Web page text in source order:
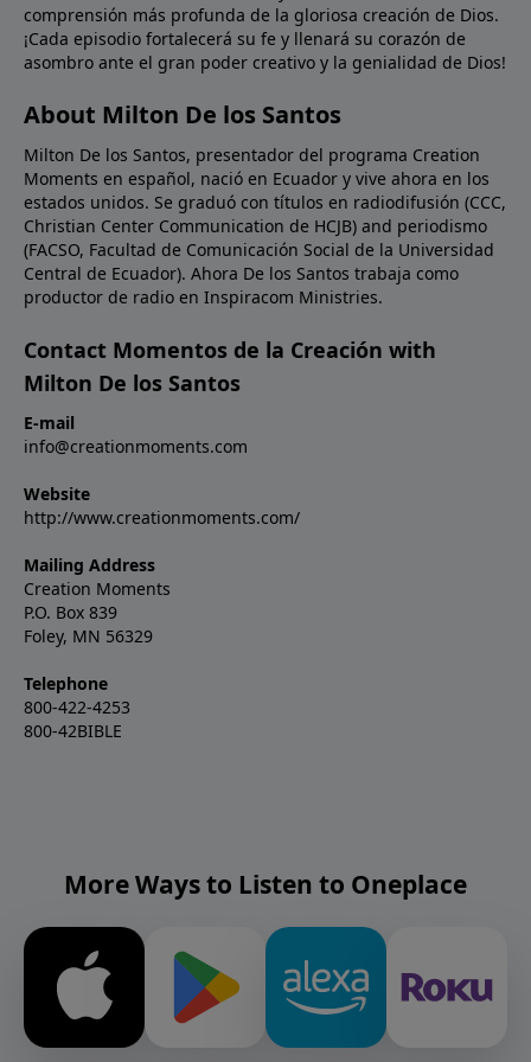
palabras de Jesús a Nicodemo, si la Biblia nos habla
de cosas terrenales y no las creemos, ¿cómo
podremos creer en la Biblia cuando nos habla de las
cosas celestiales?Oración: Señor, creemos; ayuda
nuestra incredulidad. Llénanos de un nuevo aprecio
por Tu Palabra para que podamos ser instruidos por
Ti en toda verdad. En Nombre de Cristo Jesús.
Amén.Imagen: Isaac Newton's experiment on light.
comprensión más profunda de la gloriosa creación de Dios.
¡Cada episodio fortalecerá su fe y llenará su corazón de
asombro ante el gran poder creativo y la genialidad de Dios!
About Milton De los Santos
Milton De los Santos, presentador del programa Creation
Moments en español, nació en Ecuador y vive ahora en los
estados unidos. Se graduó con títulos en radiodifusión (CCC,
Christian Center Communication de HCJB) and periodismo
(FACSO, Facultad de Comunicación Social de la Universidad
Central de Ecuador). Ahora De los Santos trabaja como
productor de radio en Inspiracom Ministries.
Contact Momentos de la Creación with
Milton De los Santos
E-mail
info@creationmoments.com
Website
http://www.creationmoments.com/
Mailing Address
Creation Moments
P.O. Box 839
Foley, MN 56329
Telephone
800-422-4253
800-42BIBLE
More Ways to Listen to Oneplace